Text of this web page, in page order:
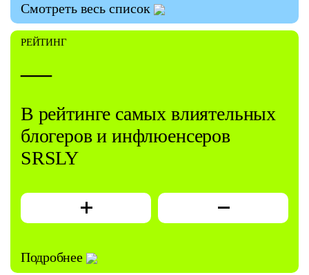
Смотреть весь список
РЕЙТИНГ
—
В рейтинге самых влиятельных
блогеров и инфлюенсеров
SRSLY
Подробнее